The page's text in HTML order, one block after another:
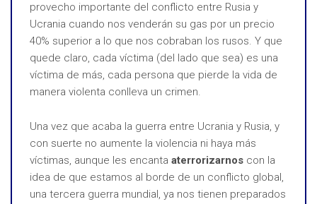
provecho importante del conflicto entre Rusia y
Ucrania cuando nos venderán su gas por un precio
40% superior a lo que nos cobraban los rusos. Y que
quede claro, cada víctima (del lado que sea) es una
víctima de más, cada persona que pierde la vida de
manera violenta conlleva un crimen.
Una vez que acaba la guerra entre Ucrania y Rusia, y
con suerte no aumente la violencia ni haya más
víctimas, aunque les encanta aterrorizarnos con la
idea de que estamos al borde de un conflicto global,
una tercera guerra mundial, ya nos tienen preparados